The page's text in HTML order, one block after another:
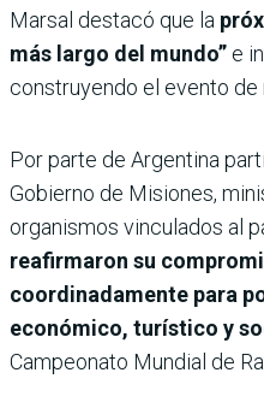
Marsal destacó que la
más largo del mundo” e
construyendo el evento de
Por parte de Argentina
Gobierno de Misiones,
organismos vinculados al
reafirmaron su
coordinadamente para
económico, turístico y
Campeonato Mundial de